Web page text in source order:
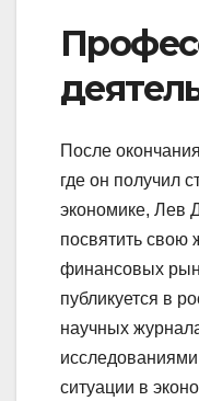
После
где он получил
экономике, Лев
посвятить свою
финансовых
публикуется в
научных
ситуации в